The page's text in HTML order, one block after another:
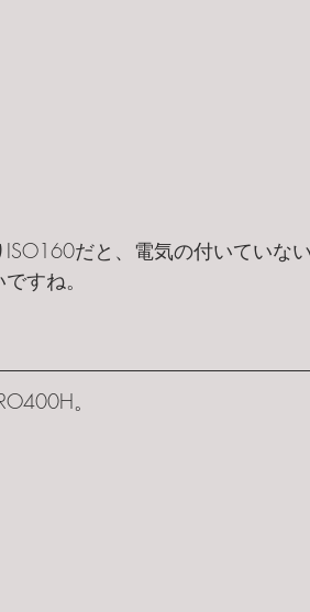
ISO160だと、電気の付いていな
すね。
。